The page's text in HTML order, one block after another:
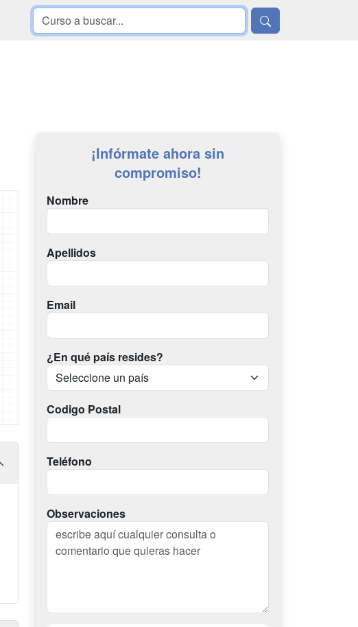
¡Infórmate ahora sin
compromiso!
Nombre
Apellidos
Email
¿En qué país resides?
Codigo Postal
Teléfono
Observaciones